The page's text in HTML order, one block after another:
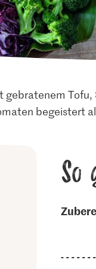
begeistert
So